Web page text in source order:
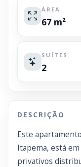
ÁREA
67 m²
SUÍTES
2
DESCRIÇÃO
Este
Itapema, está
privativos